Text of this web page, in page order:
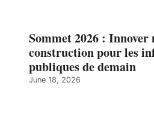
Sommet 2026 :
construction pour les
publiques de demain
June 18, 2026